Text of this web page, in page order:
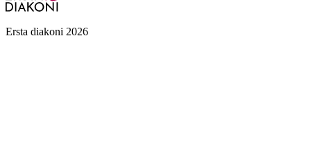
Ersta diakoni 2026